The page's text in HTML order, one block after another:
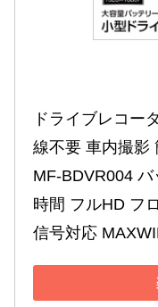
ドライブレコー
線不要 車内撮影
MF-BDVR004
時間 フルHD フ
信号対応